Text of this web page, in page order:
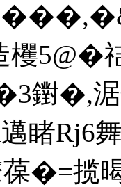
欔
�,涺鷯
睹
�=揽暍